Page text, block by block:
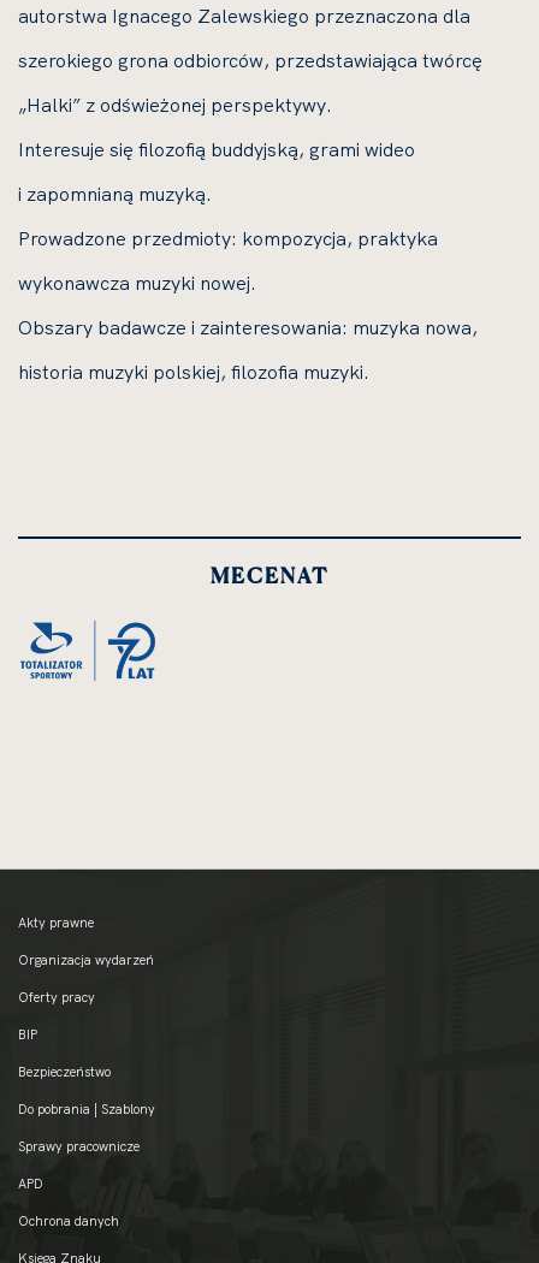
autorstwa Ignacego Zalewskiego przeznaczona dla
szerokiego grona odbiorców, przedstawiająca twórcę
„Halki” z odświeżonej perspektywy.
Interesuje się filozofią buddyjską, grami wideo
i zapomnianą muzyką.
Prowadzone przedmioty: kompozycja, praktyka
wykonawcza muzyki nowej.
Obszary badawcze i zainteresowania: muzyka nowa,
historia muzyki polskiej, filozofia muzyki.
MECENAT
Akty prawne
Organizacja wydarzeń
Oferty pracy
BIP
Bezpieczeństwo
Do pobrania | Szablony
Sprawy pracownicze
APD
Ochrona danych
Księga Znaku